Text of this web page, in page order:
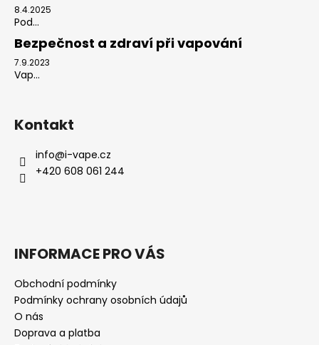
8.4.2025
Pod...
Bezpečnost a zdraví při vapování
7.9.2023
Vap...
Kontakt
info@i-vape.cz
+420 608 061 244
INFORMACE PRO VÁS
Obchodní podmínky
Podmínky ochrany osobních údajů
O nás
Doprava a platba